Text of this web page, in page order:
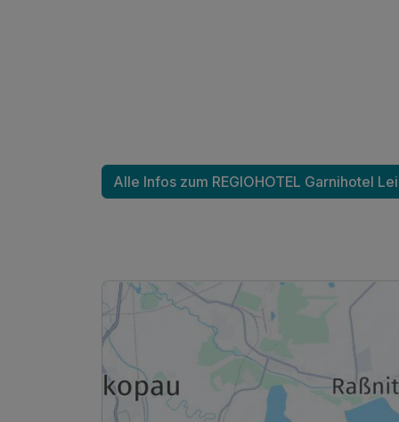
Alle Infos zum REGIOHOTEL Garnihotel